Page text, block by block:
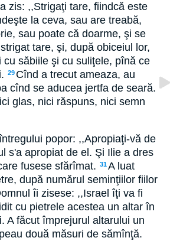
zis: ,,Strigaţi tare, fiindcă este
la ceva, sau are treabă,
sau poate că doarme, şi se
tare, şi, după obiceiul lor,
cu săbiile şi cu suliţele, pînă ce
29 Cînd a trecut ameaza, au
cînd se aducea jertfa de seară.
glas, nici răspuns, nici semn
popor: ,,Apropiaţi-vă de
s'a apropiat de el. Şi Ilie a dres
fusese sfărîmat. 31A luat
după numărul seminţiilor fiilor
îi zisese: ,,Israel îţi va fi
cu pietrele acestea un altar în
A făcut împrejurul altarului un
două măsuri de sămînţă.